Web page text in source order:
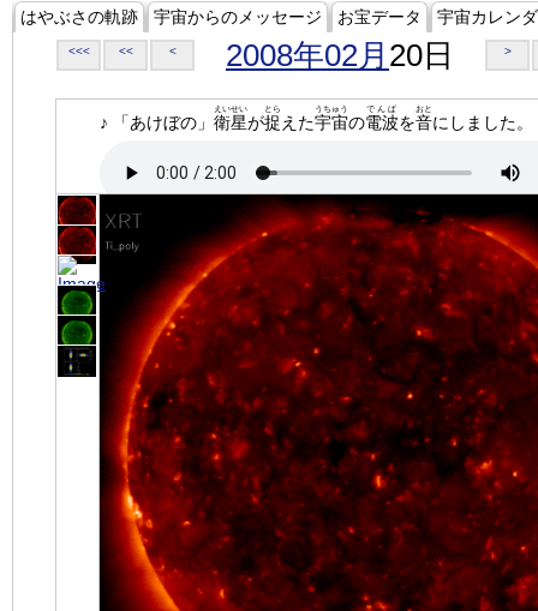
はやぶさの軌跡 宇宙からのメッセージ お宝データ 宇宙カレン
<<< << < 2008年02月 20日 >
♪ 「あけぼの」 衛星
えいせい
が捉
とら
えた宇宙
うちゅう
の電波
でんぱ
を音
おと
にしました。